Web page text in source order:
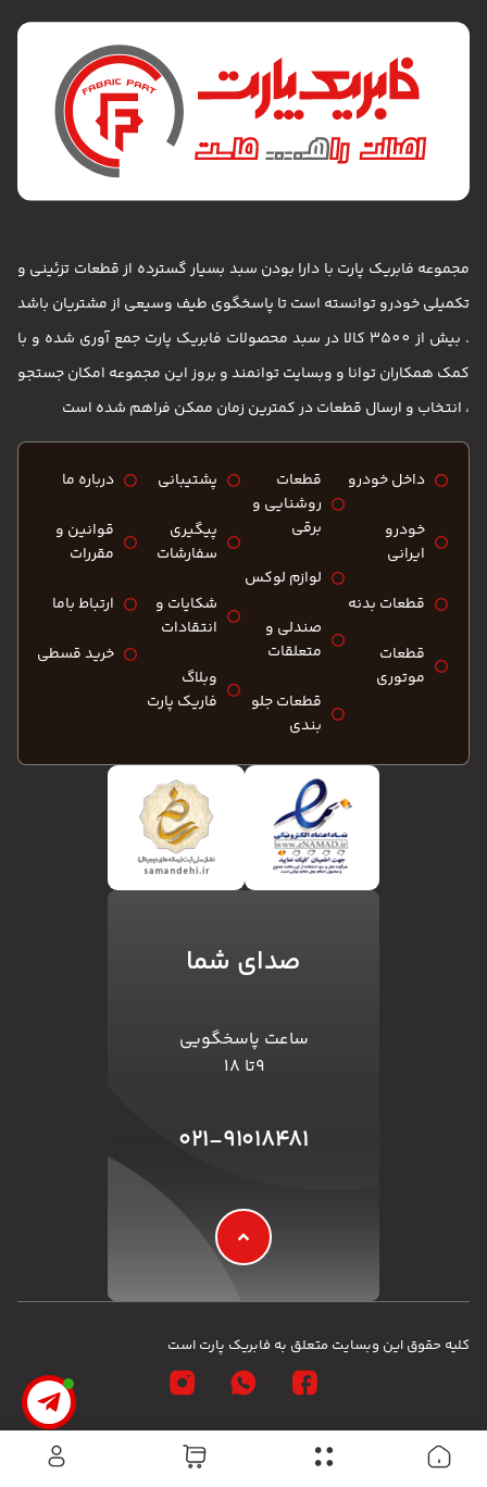
مجموعه فابریک پارت با دارا بودن سبد بسیار گسترده از قطعات تزئینی و
تکمیلی خودرو توانسته است تا پاسخگوی طیف وسیعی از مشتریان باشد
. بیش از 3500 کالا در سبد محصولات فابریک پارت جمع آوری شده و با
کمک همکاران توانا و وبسایت توانمند و بروز این مجموعه امکان جستجو
، انتخاب و ارسال قطعات در کمترین زمان ممکن فراهم شده است
داخل خودرو
خودرو
ایرانی
قطعات بدنه
قطعات
موتوری
قطعات
روشنایی و
برقی
لوازم لوکس
صندلی و
متعلقات
قطعات جلو
بندی
پشتیبانی
پیگیری
سفارشات
شکایات و
انتقادات
وبلاگ
فاریک پارت
درباره ما
قوانین و
مقررات
ارتباط باما
خرید قسطی
صدای شما
ساعت پاسخگویی
۹تا ۱۸
۰۲۱-۹۱۰۱۸۴۸۱
کلیه حقوق این وبسایت متعلق به فابریک پارت است